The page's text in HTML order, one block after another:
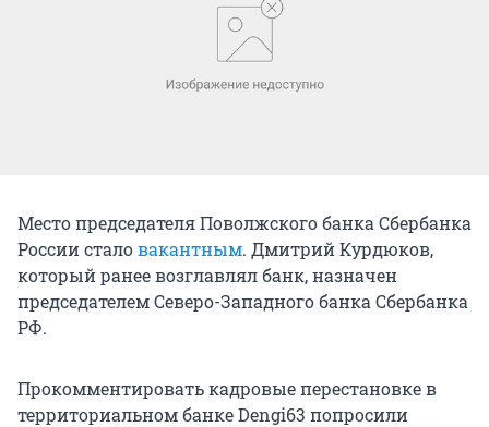
Место председателя Поволжского банка Сбербанка
России сталовакантным. Дмитрий Курдюков,
который ранее возглавлял банк, назначен
председателем Северо-Западного банка Сбербанка
РФ.
Прокомментировать кадровые перестановке в
территориальном банке Dengi63 попросили